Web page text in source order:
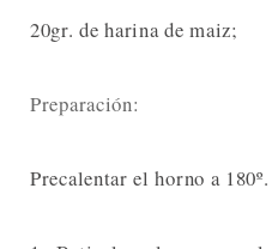
20gr. de harina de maiz;
Preparación:
Precalentar el horno a 180º.